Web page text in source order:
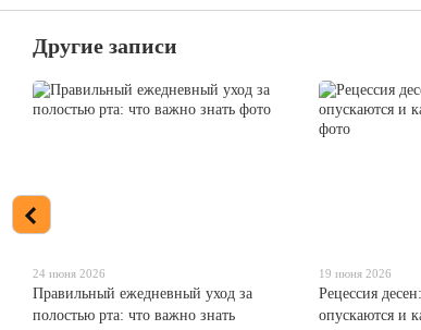
Другие записи
24 июня 2026
Правильный ежедневный уход за
полостью рта: что важно знать
19 июня 2026
Рецессия
опускаются и